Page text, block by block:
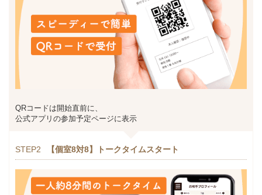
QRコードは開始直前に、
公式アプリの参加予定ページに表示
STEP2 【個室8対8】トークタイムスタート